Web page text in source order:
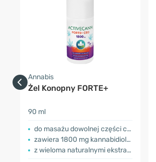
Annabis
Żel Konopny FORTE+
90 ml
do masażu dowolnej części ciała
zawiera 1800 mg kannabidiolu (CBD)
z wieloma naturalnymi ekstraktami